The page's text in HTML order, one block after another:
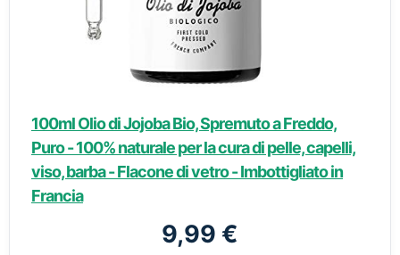
100ml Olio di Jojoba Bio, Spremuto a Freddo,
Puro - 100% naturale per la cura di pelle, capelli,
viso, barba - Flacone di vetro - Imbottigliato in
Francia
9,99 €